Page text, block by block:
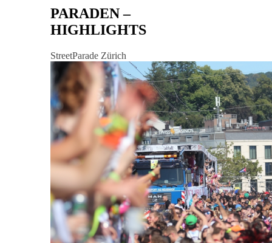
PARADEN –
HIGHLIGHTS
StreetParade Zürich